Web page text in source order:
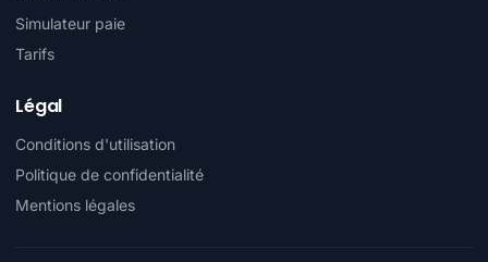
Simulateur paie
Tarifs
Légal
Conditions d'utilisation
Politique de confidentialité
Mentions légales